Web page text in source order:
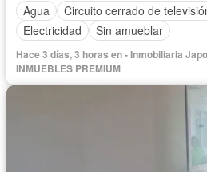
Agua
Circuito cerrado de
Electricidad
Sin amueblar
Hace 3 días, 3 horas en - Inmobiliaria
INMUEBLES PREMIUM